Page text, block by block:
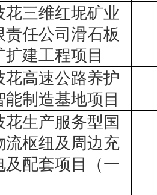
花三维红坭矿业
责任公司滑石板
扩建工程项目
花高速公路养护
能制造基地项目
花生产服务型国
流枢纽及周边充
及配套项目（一